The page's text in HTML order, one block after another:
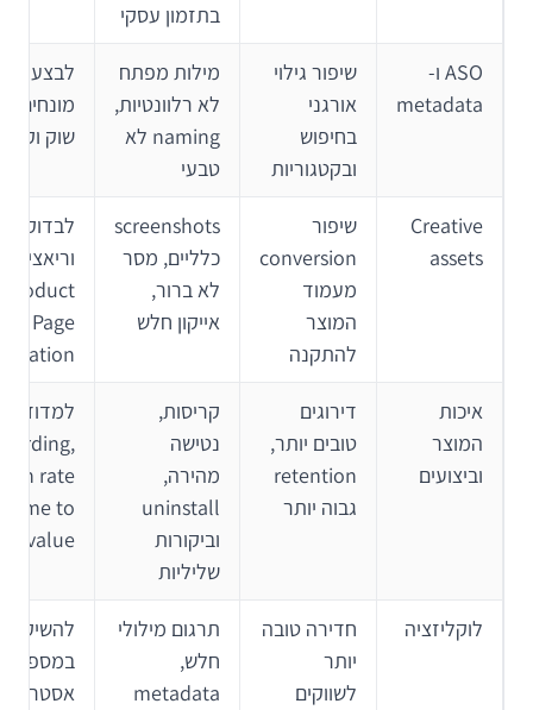
בתזמון עסקי
ASO ו-
metadata
שיפור גילוי
אורגני
בחיפוש
ובקטגוריות
מילות מפתח
לא רלוונטיות,
naming לא
טבעי
לבצע
מונחים
שוק
Creative
assets
שיפור
conversion
מעמוד
המוצר
להתקנה
screenshots
כלליים, מסר
לא ברור,
אייקון חלש
לבדוק
Product
Page
איכות
המוצר
וביצועים
דירוגים
טובים יותר,
retention
גבוה יותר
קריסות,
נטישה
מהירה,
uninstall
וביקורות
שליליות
למדוד
time to
value
לוקליזציה
חדירה טובה
יותר
לשווקים
תרגום מילולי
חלש,
metadata
להשיק
במספר